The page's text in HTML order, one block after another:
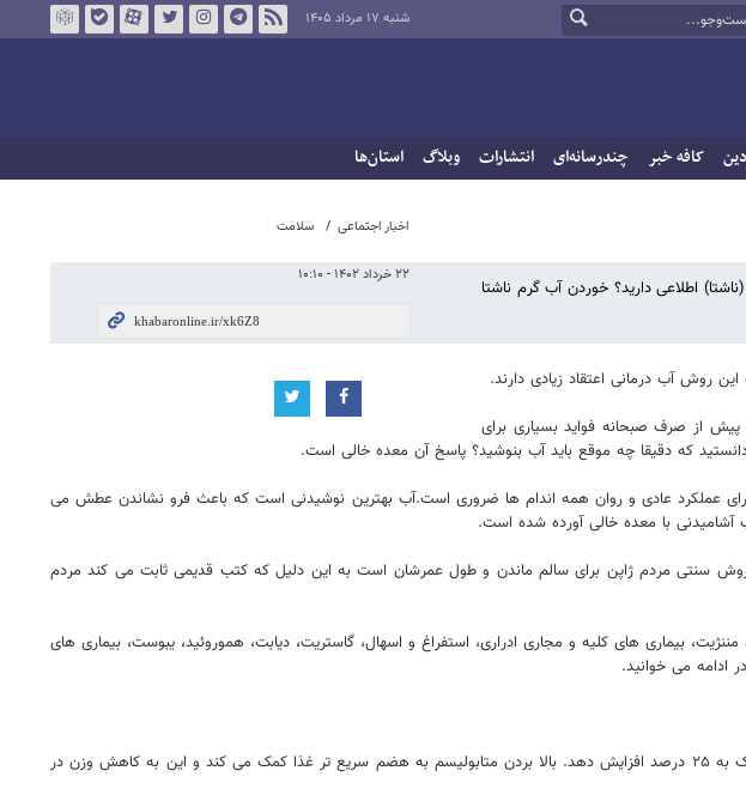
شنبه ۱۷ مرداد ۱۴۰۵
دین کافه خبر چندرسانه‌ای انتشارات وبلاگ استان‌ها
اخبار اجتماعی سلامت
۲۲ خرداد ۱۴۰۲ - ۱۰:۱۰
اطلاعی دارید؟ خوردن آب گرم ناشتا
روش آب درمانی اعتقاد زیادی دارند.
از صرف صبحانه فواید بسیاری برای
که دقیقا چه موقع باید آب بنوشید؟ پاسخ آن معده خالی است.
و برای عملکرد عادی و روان همه اندام ها ضروری است.آب بهترین نوشیدنی است که باعث فرو نشاندن عطش می
سنتی مردم ژاپن برای سالم ماندن و طول عمرشان است به این دلیل که کتب قدیمی ثابت می کند مردم
بیماری های کلیه و مجاری ادراری، استفراغ و اسهال، گاستریت، دیابت، هموروئید، یبوست، بیماری های
ادامه می خوانید.
اگر رژیم غذایی داشته باشید، نوشیدن آب با معده خالی می تواند به رژیم غذایی شما کمک کند چون می تواند متابولیک را تا نزدیک به ۲۵ درصد افزایش دهد. بالا بردن متابولیسم به هضم سریع تر غذا کمک می کند و این به کاهش وزن در